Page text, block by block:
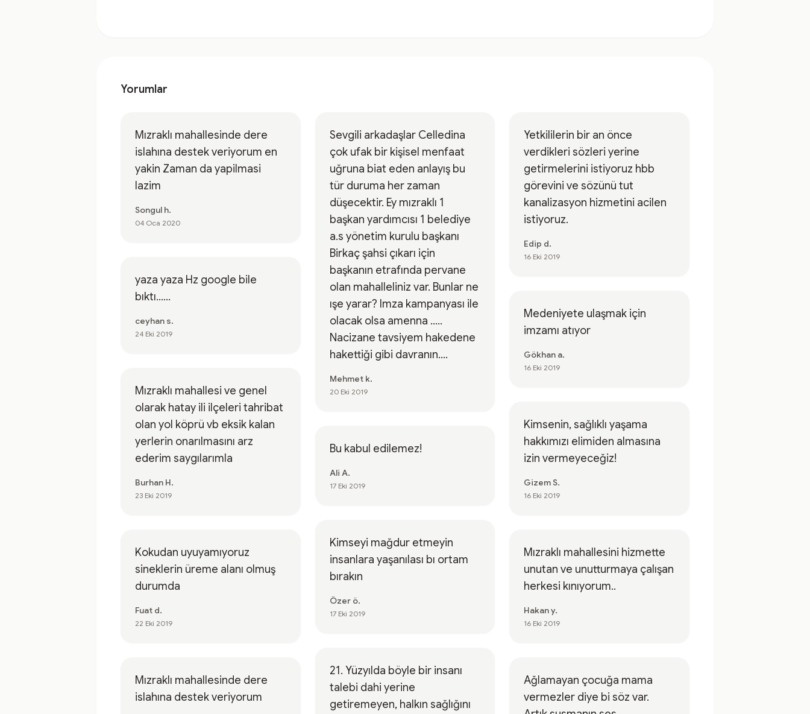
Yorumlar
Mızraklı mahallesinde dere
islahına destek veriyorum en
yakin Zaman da yapilmasi
lazim
Songul h.
04 Oca 2020
yaza yaza Hz google bile
bıktı......
ceyhan s.
24 Eki 2019
Mızraklı mahallesi ve genel
olarak hatay ili ilçeleri tahribat
olan yol köprü vb eksik kalan
yerlerin onarılmasını arz
ederim saygılarımla
Burhan H.
23 Eki 2019
Kokudan uyuyamıyoruz
sineklerin üreme alanı olmuş
durumda
Fuat d.
22 Eki 2019
Mızraklı mahallesinde dere
islahına destek veriyorum
Sevgili arkadaşlar Celledina
çok ufak bir kişisel menfaat
uğruna biat eden anlayış bu
tür duruma her zaman
düşecektir. Ey mızraklı 1
başkan yardımcısı 1 belediye
a.s yönetim kurulu başkanı
Birkaç şahsi çıkarı için
başkanın etrafında pervane
olan mahalleliniz var. Bunlar ne
ışe yarar? Imza kampanyası ile
olacak olsa amenna .....
Nacizane tavsiyem hakedene
hakettiği gibi davranın....
Mehmet k.
20 Eki 2019
Bu kabul edilemez!
Ali A.
17 Eki 2019
Kimseyi mağdur etmeyin
insanlara yaşanılası bı ortam
bırakın
Özer ö.
17 Eki 2019
21. Yüzyılda böyle bir insanı
talebi dahi yerine
getiremeyen, halkın sağlığını
Yetkililerin bir an önce
verdikleri sözleri yerine
getirmelerini istiyoruz hbb
görevini ve sözünü tut
kanalizasyon hizmetini acilen
istiyoruz.
Edip d.
16 Eki 2019
Medeniyete ulaşmak için
imzamı atıyor
Gökhan a.
16 Eki 2019
Kimsenin, sağlıklı yaşama
hakkımızı elimiden almasına
izin vermeyeceğiz!
Gizem S.
16 Eki 2019
Mızraklı mahallesini hizmette
unutan ve unutturmaya çalışan
herkesi kınıyorum..
Hakan y.
16 Eki 2019
Ağlamayan çocuğa mama
vermezler diye bi söz var.